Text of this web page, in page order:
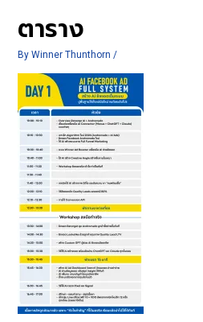
ตาราง
ByWinner Thunthorn /